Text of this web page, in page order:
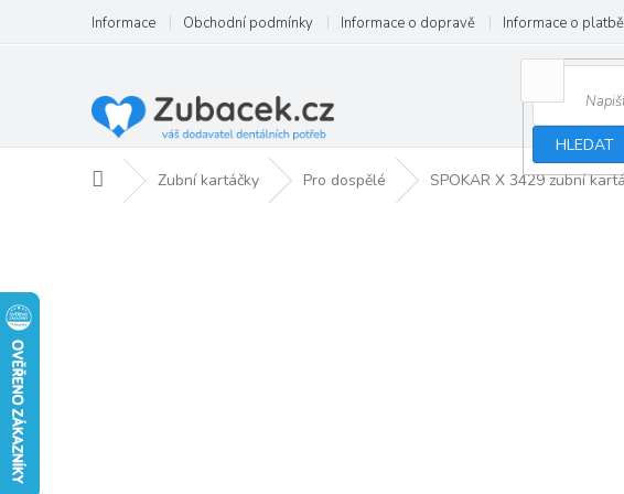
obsah
Informace Obchodní podmínky Informace o dopravě Informace o platbě
HLEDAT
Domů Zubní kartáčky Pro dospělé SPOKAR X 3429 zubní